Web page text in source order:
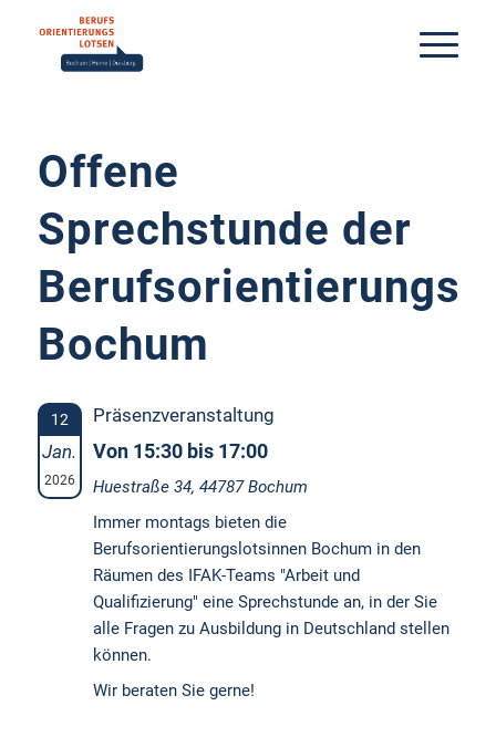
Offene
Sprechstunde der
Bochum
12
Jan.
2026
Präsenzveranstaltung
Von 15:30 bis 17:00
Huestraße 34, 44787 Bochum
Immer montags bieten die
Berufsorientierungslotsinnen Bochum in den
Räumen des IFAK-Teams "Arbeit und
Qualifizierung" eine Sprechstunde an, in der Sie
alle Fragen zu Ausbildung in Deutschland stellen
können.
Wir beraten Sie gerne!